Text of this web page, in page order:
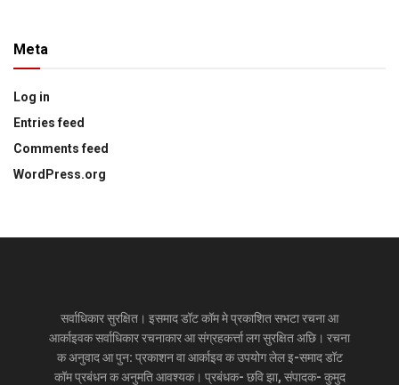
Meta
Log in
Entries feed
Comments feed
WordPress.org
सर्वाधिकार सुरक्षित। इसमाद डॉट कॉम मे प्रकाशित सभटा रचना आ
आर्काइवक सर्वाधिकार रचनाकार आ संग्रहकर्त्ता लग सुरक्षित अछि। रचना
क अनुवाद आ पुन: प्रकाशन वा आर्काइव क उपयोग लेल इ-समाद डॉट
कॉम प्रबंधन क अनुमति आवश्यक। प्रबंधक- छवि झा, संपादक- कुमुद